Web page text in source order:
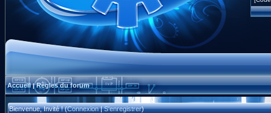
Accueil|Règles du forum
Bienvenue, Invité ! (Connexion|S'enregistrer)